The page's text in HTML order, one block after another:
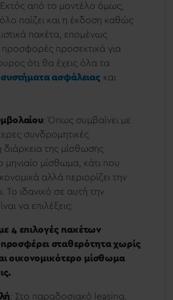
Εκτός από το μοντέλο όμως,
παίζει και η έκδοση καθώς
πακέτα, επομένως
προσφορές προσεκτικά για
ότι θα έχεις όλα τα
συστήματα ασφάλειας και
: Όπως συμβαίνει με
συνδρομητικές
διάρκεια της μίσθωσης
μηνιαίο μίσθωμα, κάτι που
αλλά περιορίζει την
Το ιδανικό σε αυτή την
να επιλέξεις:
4 επιλογές πακέτων
σταθερότητα χωρίς
οικονομικότερο μίσθωμα
.
: Στο παραδοσιακό leasing,